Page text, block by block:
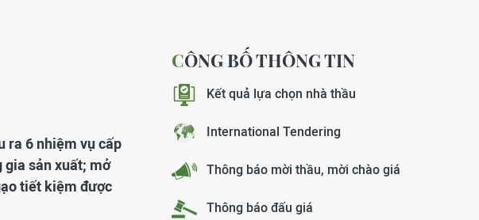
ra 6 nhiệm vụ cấp
gia sản xuất; mở
tiết kiệm được
CÔNG BỐ THÔNG TIN
Kết quả lựa chọn nhà thầu
International Tendering
Thông báo mời thầu, mời chào giá
Thông báo đấu giá